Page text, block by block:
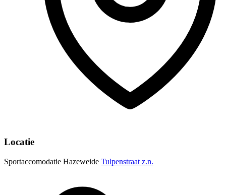
Locatie
Sportaccomodatie Hazeweide Tulpenstraat z.n.